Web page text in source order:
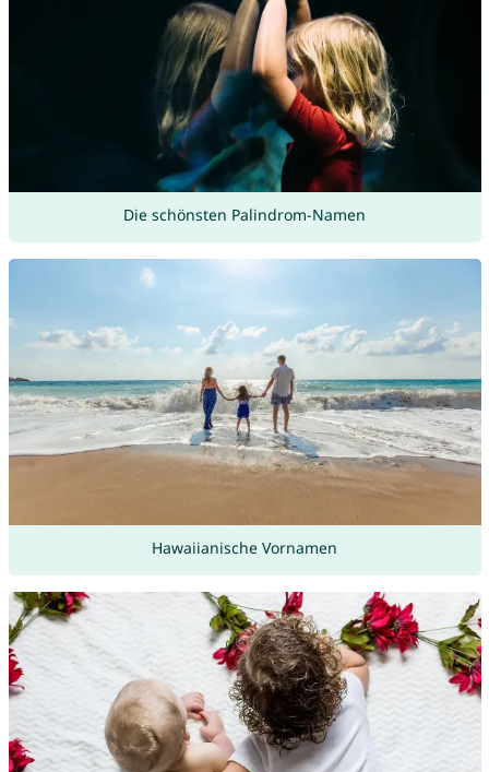
Die schönsten Palindrom-Namen
Hawaiianische Vornamen